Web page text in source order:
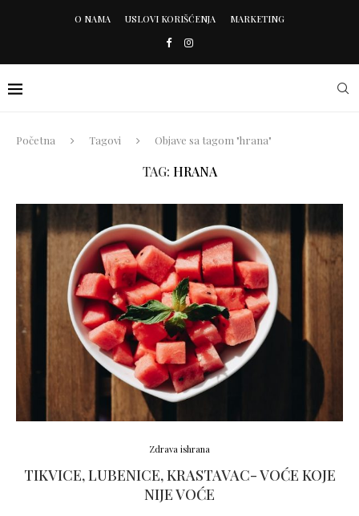
O NAMA USLOVI KORIŠĆENJA MARKETING
Početna Tagovi Objave sa tagom "hrana"
TAG: HRANA
Zdrava ishrana
TIKVICE, LUBENICE, KRASTAVAC- VOĆE KOJE
NIJE VOĆE